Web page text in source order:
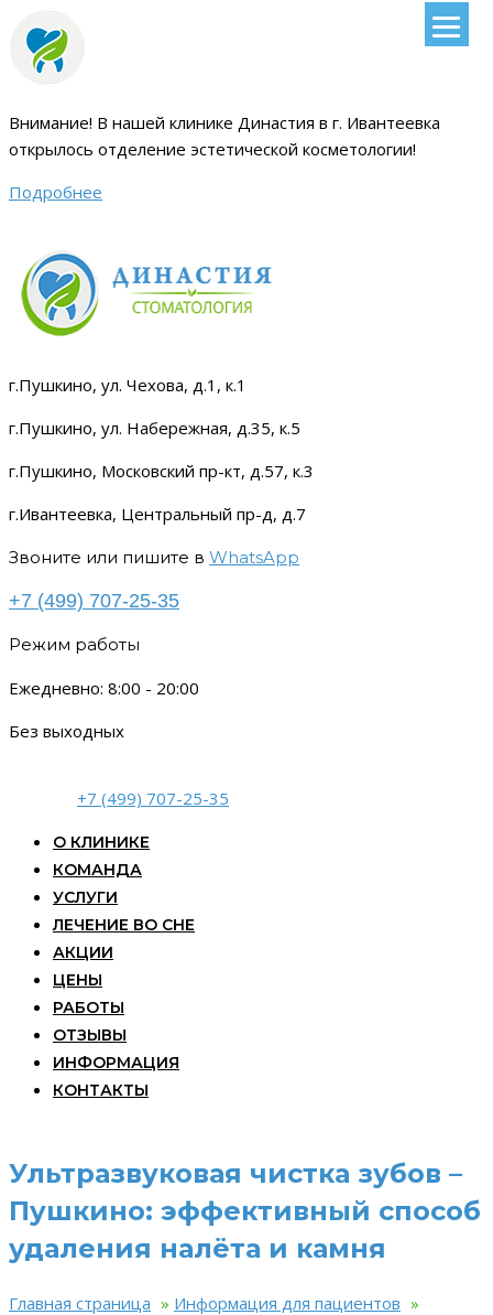
Внимание! В нашей клинике Династия в г. Ивантеевка
открылось отделение эстетической косметологии!
Подробнее
г.Пушкино, ул. Чехова, д.1, к.1
г.Пушкино, ул. Набережная, д.35, к.5
г.Пушкино, Московский пр-кт, д.57, к.3
г.Ивантеевка, Центральный пр-д, д.7
Звоните или пишите в WhatsApp
+7 (499) 707-25-35
Режим работы
Ежедневно: 8:00 - 20:00
Без выходных
+7 (499) 707-25-35
О КЛИНИКЕ
КОМАНДА
УСЛУГИ
ЛЕЧЕНИЕ ВО СНЕ
АКЦИИ
ЦЕНЫ
РАБОТЫ
ОТЗЫВЫ
ИНФОРМАЦИЯ
КОНТАКТЫ
Ультразвуковая чистка зубов –
Пушкино: эффективный способ
удаления налёта и камня
Главная страница » Информация для пациентов »